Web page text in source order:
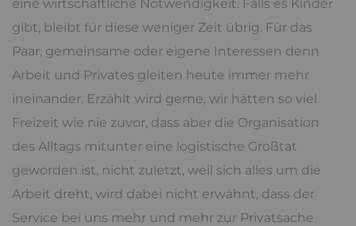
eine wirtschaftliche Notwendigkeit. Falls es Kinder
gibt, bleibt für diese weniger Zeit übrig. Für das
Paar, gemeinsame oder eigene Interessen denn
Arbeit und Privates gleiten heute immer mehr
ineinander. Erzählt wird gerne, wir hätten so viel
Freizeit wie nie zuvor, dass aber die Organisation
des Alltags mitunter eine logistische Großtat
geworden ist, nicht zuletzt, weil sich alles um die
Arbeit dreht, wird dabei nicht erwähnt, dass der
Service bei uns mehr und mehr zur Privatsache